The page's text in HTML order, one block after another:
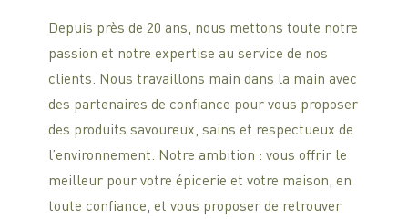
Depuis près de 20 ans, nous mettons toute notre
passion et notre expertise au service de nos
clients. Nous travaillons main dans la main avec
des partenaires de confiance pour vous proposer
des produits savoureux, sains et respectueux de
l’environnement. Notre ambition : vous offrir le
meilleur pour votre épicerie et votre maison, en
toute confiance, et vous proposer de retrouver